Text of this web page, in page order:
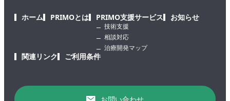
ホーム PRIMOとは PRIMO支援サービス
技術支援
相談対応
治療開発マップ
お知らせ
関連リンク ご利用条件
お問い合わせ